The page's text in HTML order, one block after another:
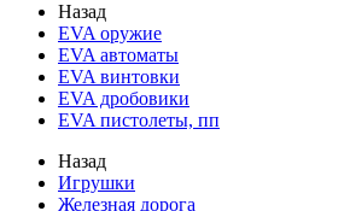
Назад
EVA оружие
EVA автоматы
EVA винтовки
EVA дробовики
EVA пистолеты, пп
Назад
Игрушки
Железная дорога